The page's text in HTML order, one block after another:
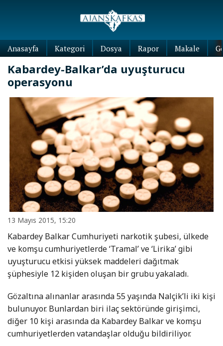
Anasayfa Kategori Dosya Rapor Makale
Kabardey-Balkar’da uyuşturucu
operasyonu
13 Mayıs 2015, 15:20
Kabardey Balkar Cumhuriyeti narkotik şubesi, ülkede
ve komşu cumhuriyetlerde ‘Tramal’ ve ‘Lirika’ gibi
uyuşturucu etkisi yüksek maddeleri dağıtmak
şüphesiyle 12 kişiden oluşan bir grubu yakaladı.
Gözaltına alınanlar arasında 55 yaşında Nalçik’li iki kişi
bulunuyor. Bunlardan biri ilaç sektöründe girişimci,
diğer 10 kişi arasında da Kabardey Balkar ve komşu
cumhuriyetlerden vatandaşlar olduğu bildiriliyor.